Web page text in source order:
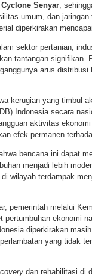
Cyclone Senyar,
umum, dan
diperkirakan
sektor pertanian,
tantangan signifikan.
arus
kerugian yang timbul
Indonesia secara
aktivitas
efek permanen
bencana ini dapat
menjadi lebih
wilayah terdampak
pemerintah melalui
pertumbuhan ekonomi
diperkirakan
yang tidak
dan rehabilitasi di